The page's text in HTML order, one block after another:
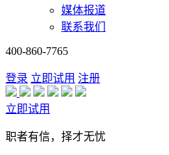
媒体报道
联系我们
400-860-7765
登录 立即试用 注册
立即试用
职者有信，择才无忧